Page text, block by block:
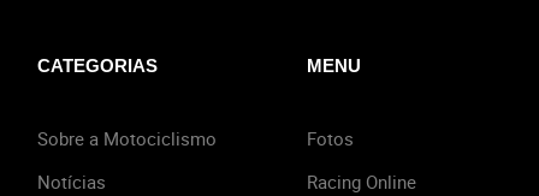
CATEGORIAS
Sobre a Motociclismo
Notícias
MENU
Fotos
Racing Online